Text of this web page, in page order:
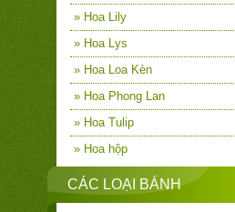
» Hoa Lily
» Hoa Lys
» Hoa Loa Kèn
» Hoa Phong Lan
» Hoa Tulip
» Hoa hộp
CÁC LOẠI BÁNH